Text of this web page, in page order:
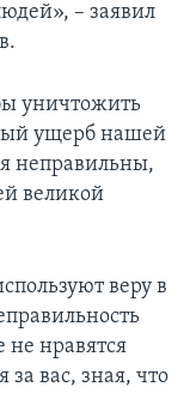
– заявил
уничтожить
ущерб нашей
неправильны,
великой
веру в
нравятся
за вас, зная, что